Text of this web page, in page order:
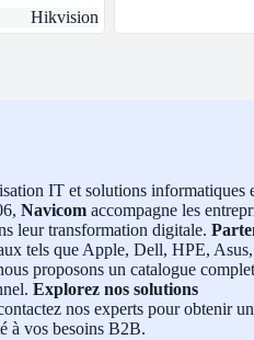
Hikvision
IT et solutions informatiques
Navicom accompagne les
leur transformation digitale.
tels que Apple, Dell, HPE, Asus,
proposons un catalogue
Explorez nos solutions
nos experts pour obtenir
à vos besoins B2B.